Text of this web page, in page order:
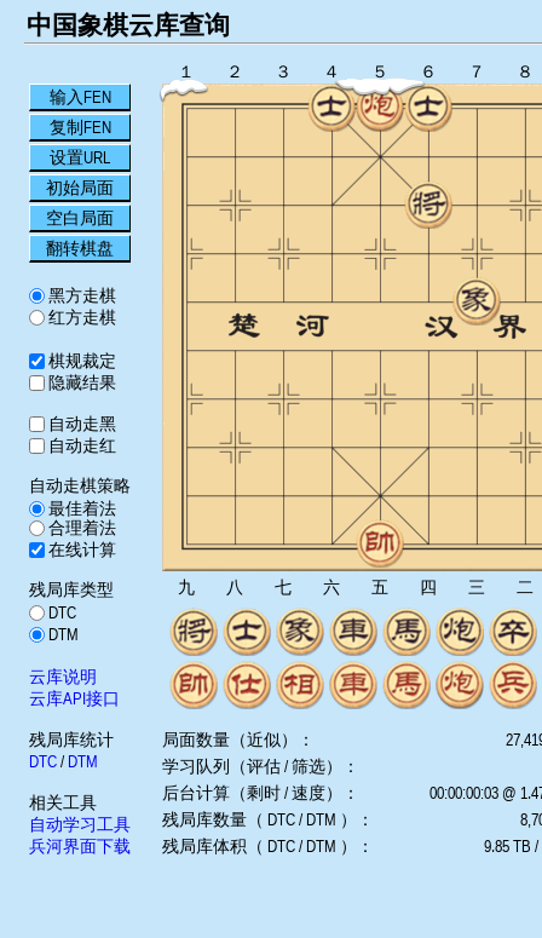
中国象棋云库查询
输入FEN
复制FEN
设置URL
初始局面
空白局面
翻转棋盘
黑方走棋
红方走棋
棋规裁定
隐藏结果
自动走黑
自动走红
自动走棋策略
最佳着法
合理着法
在线计算
残局库类型
DTC
DTM
云库说明
云库API接口
残局库统计
DTC/ DTM
相关工具
自动学习工具
兵河界面下载
１ ２ ３ ４ ５ ６ ７ ８
九 八 七 六 五 四 三 二
局面数量（近似）：
学习队列（评估 / 筛选）：
后台计算（剩时 / 速度）：
00:00:00:03 @
残局库数量（ DTC / DTM ）：
残局库体积（ DTC / DTM ）：
9.85 TB